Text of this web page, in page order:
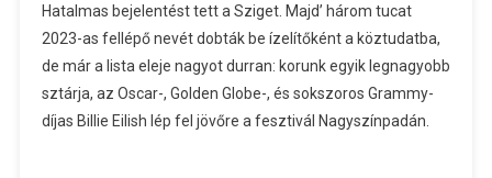
Hatalmas bejelentést tett a Sziget. Majd’ három tucat
2023-as fellépő nevét dobták be ízelítőként a köztudatba,
de már a lista eleje nagyot durran: korunk egyik legnagyobb
sztárja, az Oscar-, Golden Globe-, és sokszoros Grammy-
díjas Billie Eilish lép fel jövőre a fesztivál Nagyszínpadán.